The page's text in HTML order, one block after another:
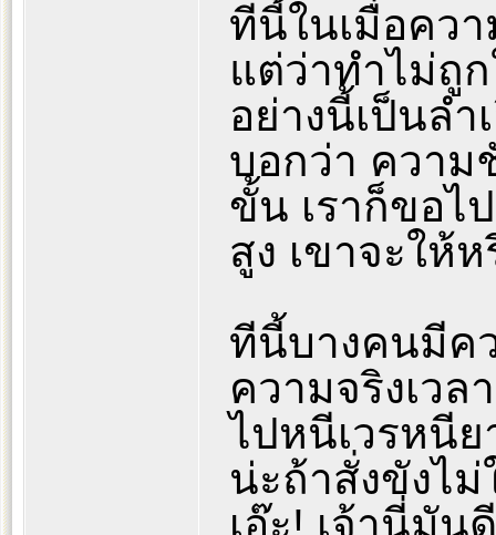
ทีนี้ในเมื่อคว
แต่ว่าทำไม่ถู
อย่างนี้เป็นลำ
บอกว่า ความ
ขั้น เราก็ขอไ
สูง เขาจะให้
ทีนี้บางคนมีค
ความจริงเวล
ไปหนีเวรหนีย
น่ะถ้าสั่งขังไม่
เอ๊ะ! เจ้านี่มัน